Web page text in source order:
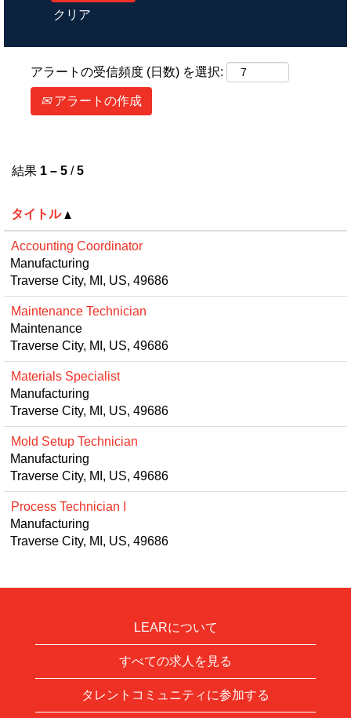
クリア
アラートの受信頻度 (日数) を選択:
アラートの作成
結果 1 – 5 /5
タイトル
Accounting Coordinator
Manufacturing
Traverse City, MI, US, 49686
Maintenance Technician
Maintenance
Traverse City, MI, US, 49686
Materials Specialist
Manufacturing
Traverse City, MI, US, 49686
Mold Setup Technician
Manufacturing
Traverse City, MI, US, 49686
Process Technician I
Manufacturing
Traverse City, MI, US, 49686
LEARについて
すべての求人を見る
タレントコミュニティに参加する